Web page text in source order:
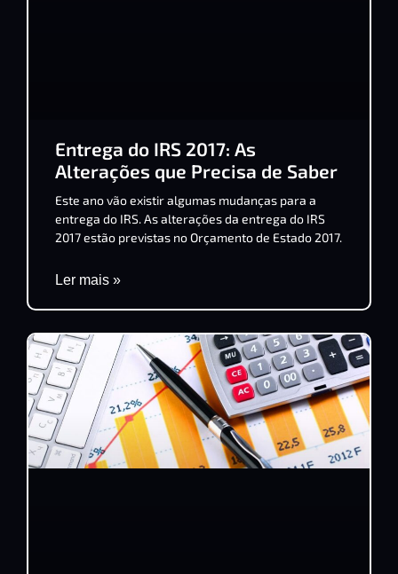
Entrega do IRS 2017: As
Alterações que Precisa de Saber
Este ano vão existir algumas mudanças para a
entrega do IRS. As alterações da entrega do IRS
2017 estão previstas no Orçamento de Estado 2017.
Ler mais »